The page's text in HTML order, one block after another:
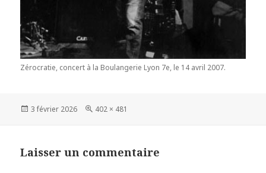
Zérocratie, concert à la Boulangerie Lyon 7e, le 14 avril 2007.
Publié
3 février 2026
Taille
402 × 481
Laisser un commentaire